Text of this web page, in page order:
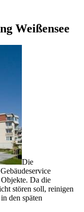
Weißensee
Die
Da die
stören soll, reinigen
den späten